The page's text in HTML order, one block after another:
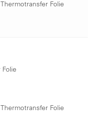
Thermotransfer Folie
Folie
Thermotransfer Folie